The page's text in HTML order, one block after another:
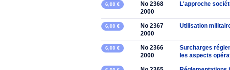
6,00 €
No 2368
2000
L'approche
6,00 €
No 2367
2000
Utilisation
6,00 €
No 2366
2000
Surcharges
les aspects